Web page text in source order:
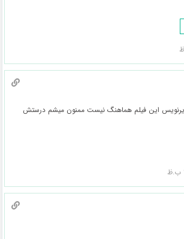
این فیلم هماهنگ نیست ممنون میشم درستش